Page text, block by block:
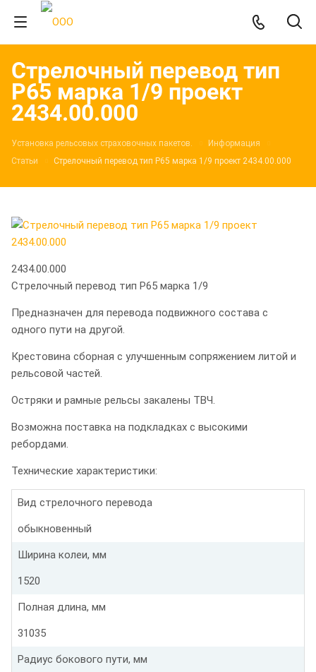
Стрелочный перевод тип
Р65 марка 1/9 проект
2434.00.000
Установка рельсовых страховочных пакетов.
Информация
Статьи
Стрелочный перевод тип Р65 марка 1/9 проект 2434.00.000
2434.00.000
Стрелочный перевод тип Р65 марка 1/9
Предназначен для перевода подвижного состава с
одного пути на другой.
Крестовина сборная с улучшенным сопряжением литой и
рельсовой частей.
Остряки и рамные рельсы закалены ТВЧ.
Возможна поставка на подкладках с высокими
ребордами.
Технические характеристики:
Вид стрелочного перевода
обыкновенный
Ширина колеи, мм
1520
Полная длина, мм
31035
Радиус бокового пути, мм